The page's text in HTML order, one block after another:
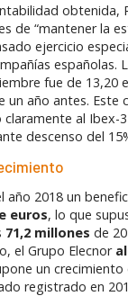
obtenida,
de “mantener la
ejercicio
españolas.
fue de 13,20
un año antes. Este
al Ibex-
descenso del
año 2018 un
euros, lo que
71,2 millones de
el Grupo Elecnor
un crecimiento
registrado en